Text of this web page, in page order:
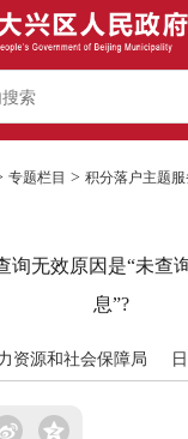
专题栏目 > 积分落户主题服
询无效原因是“未查
息”?
资源和社会保障局